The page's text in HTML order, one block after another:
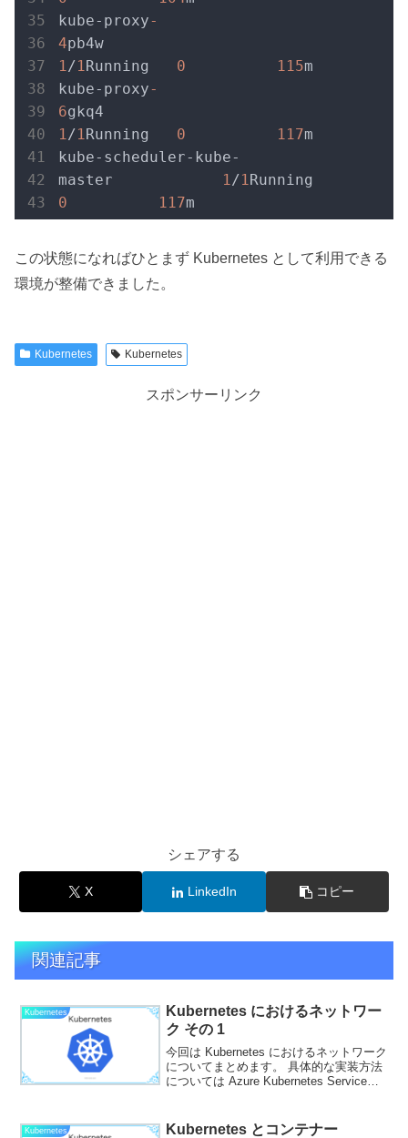
kube-proxy-
4
1 /1 Running 0 115m
kube-proxy-
6
1 /1 Running 0 117m
kube-scheduler-kube-
master
1 /1
0
117m
この状態になればひとまず Kubernetes として利用できる
環境が整備できました。
Kubernetes Kubernetes
スポンサーリンク
シェアする
X LinkedIn コピー
関連記事
Kubernetes
Kubernetes におけるネットワー
ク その 1
今回は Kubernetes におけるネットワーク
についてまとめます。 具体的な実装方法
については Azure Kubernetes Service
テ...
Kubernetes Kubernetes とコンテナー